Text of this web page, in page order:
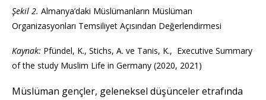
Şekil 2. Almanya’daki Müslümanların Müslüman
Organizasyonları Temsiliyet Açısından Değerlendirmesi
Kaynak: Pfündel, K., Stichs, A. ve Tanis, K., Executive Summary
of the study Muslim Life in Germany (2020, 2021)
Müslüman gençler, geleneksel düşünceler etrafında